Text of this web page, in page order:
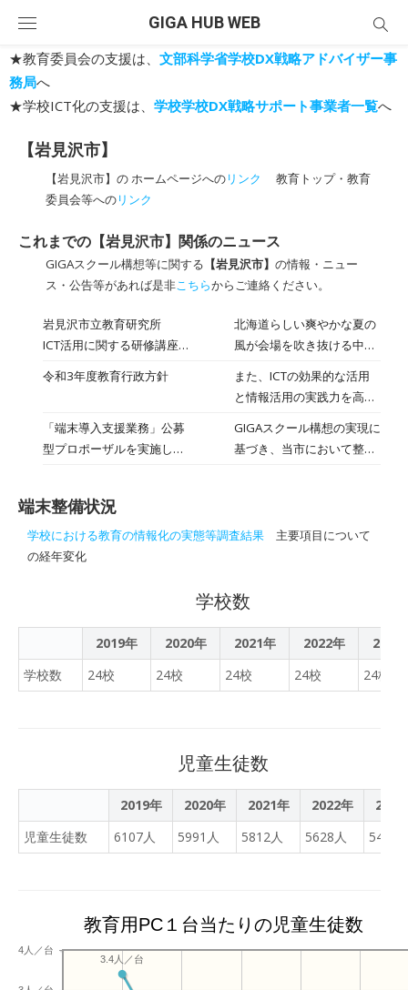
content
GIGA HUB WEB
★教育委員会の支援は、 文部科学省学校DX戦略アドバイザー事
務局へ
★学校ICT化の支援は、 学校学校DX戦略サポート事業者一覧へ
【岩見沢市】
【岩見沢市】の ホームページへのリンク
教育トップ・教育
委員会等へのリンク
これまでの【岩見沢市】関係のニュース
GIGAスクール構想等に関する 【岩見沢市】 の情報・ニュー
ス・公告等があれば是非こちらからご連絡ください。
岩見沢市立教育研究所
ICT活用に関する研修講座
北海道らしい爽やかな夏の
風が会場を吹き抜ける中、
ICTを実際に授業に活用で
きることを目指し講座を実
施しました。今回の講座
は、実際にICTを活用した
られる子どもの資質能力か
の下、市内でも探究的な授
る中央小、南小の先生を講
師に探究型で研修が進めら
れました。Aコース
つのコースを設定しまし
に参加者から学習問題を見
出させ、一人一人が実際に
ICTを使い問題解決を図る
令和3年度教育行政方針
また、ICTの効果的な活用
と情報活用の実践力を高め
GIGAスクール構想による一
人一台の端末を活用した授
を図ってまいります。
「端末導入支援業務」公募
型プロポーザルを実施しま
GIGAスクール構想の実現に
基づき、当市において整備
応に向け、情報端末の操
ル（ルール）の作成等を行
うことができるICT技術者
を派遣し、端末納入時の検
収や教員によるICT機器操
作のサポート等の実施を目
たします。
端末整備状況
学校における教育の情報化の実態等調査結果 主要項目について
の経年変化
学校数
2019年 2020年 2021年 2022年
2023
学校数
24校 24校 24校 24校 24校
児童生徒数
2019年 2020年 2021年 2022年
2023
児童生徒数
6107人 5991人 5812人 5628人 5480
教育用PC１台当たりの児童生徒数
4人／台
3.4人／台